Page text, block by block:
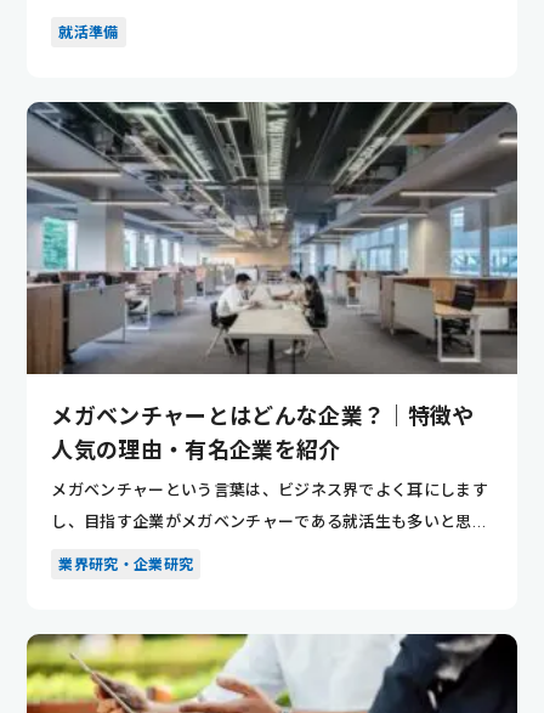
きた後、再...
就活準備
メガベンチャーとはどんな企業？｜特徴や
人気の理由・有名企業を紹介
メガベンチャーという言葉は、ビジネス界でよく耳にします
し、目指す企業がメガベンチャーである就活生も多いと思い
ます。 しか...
業界研究・企業研究